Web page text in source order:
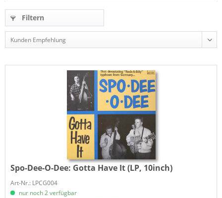
Filtern
Spo-Dee-O-Dee: Gotta Have It (LP, 10inch)
Art-Nr.: LPCG004
nur noch 2 verfügbar